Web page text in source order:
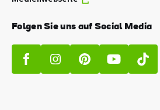
Folgen Sie uns auf Social Media